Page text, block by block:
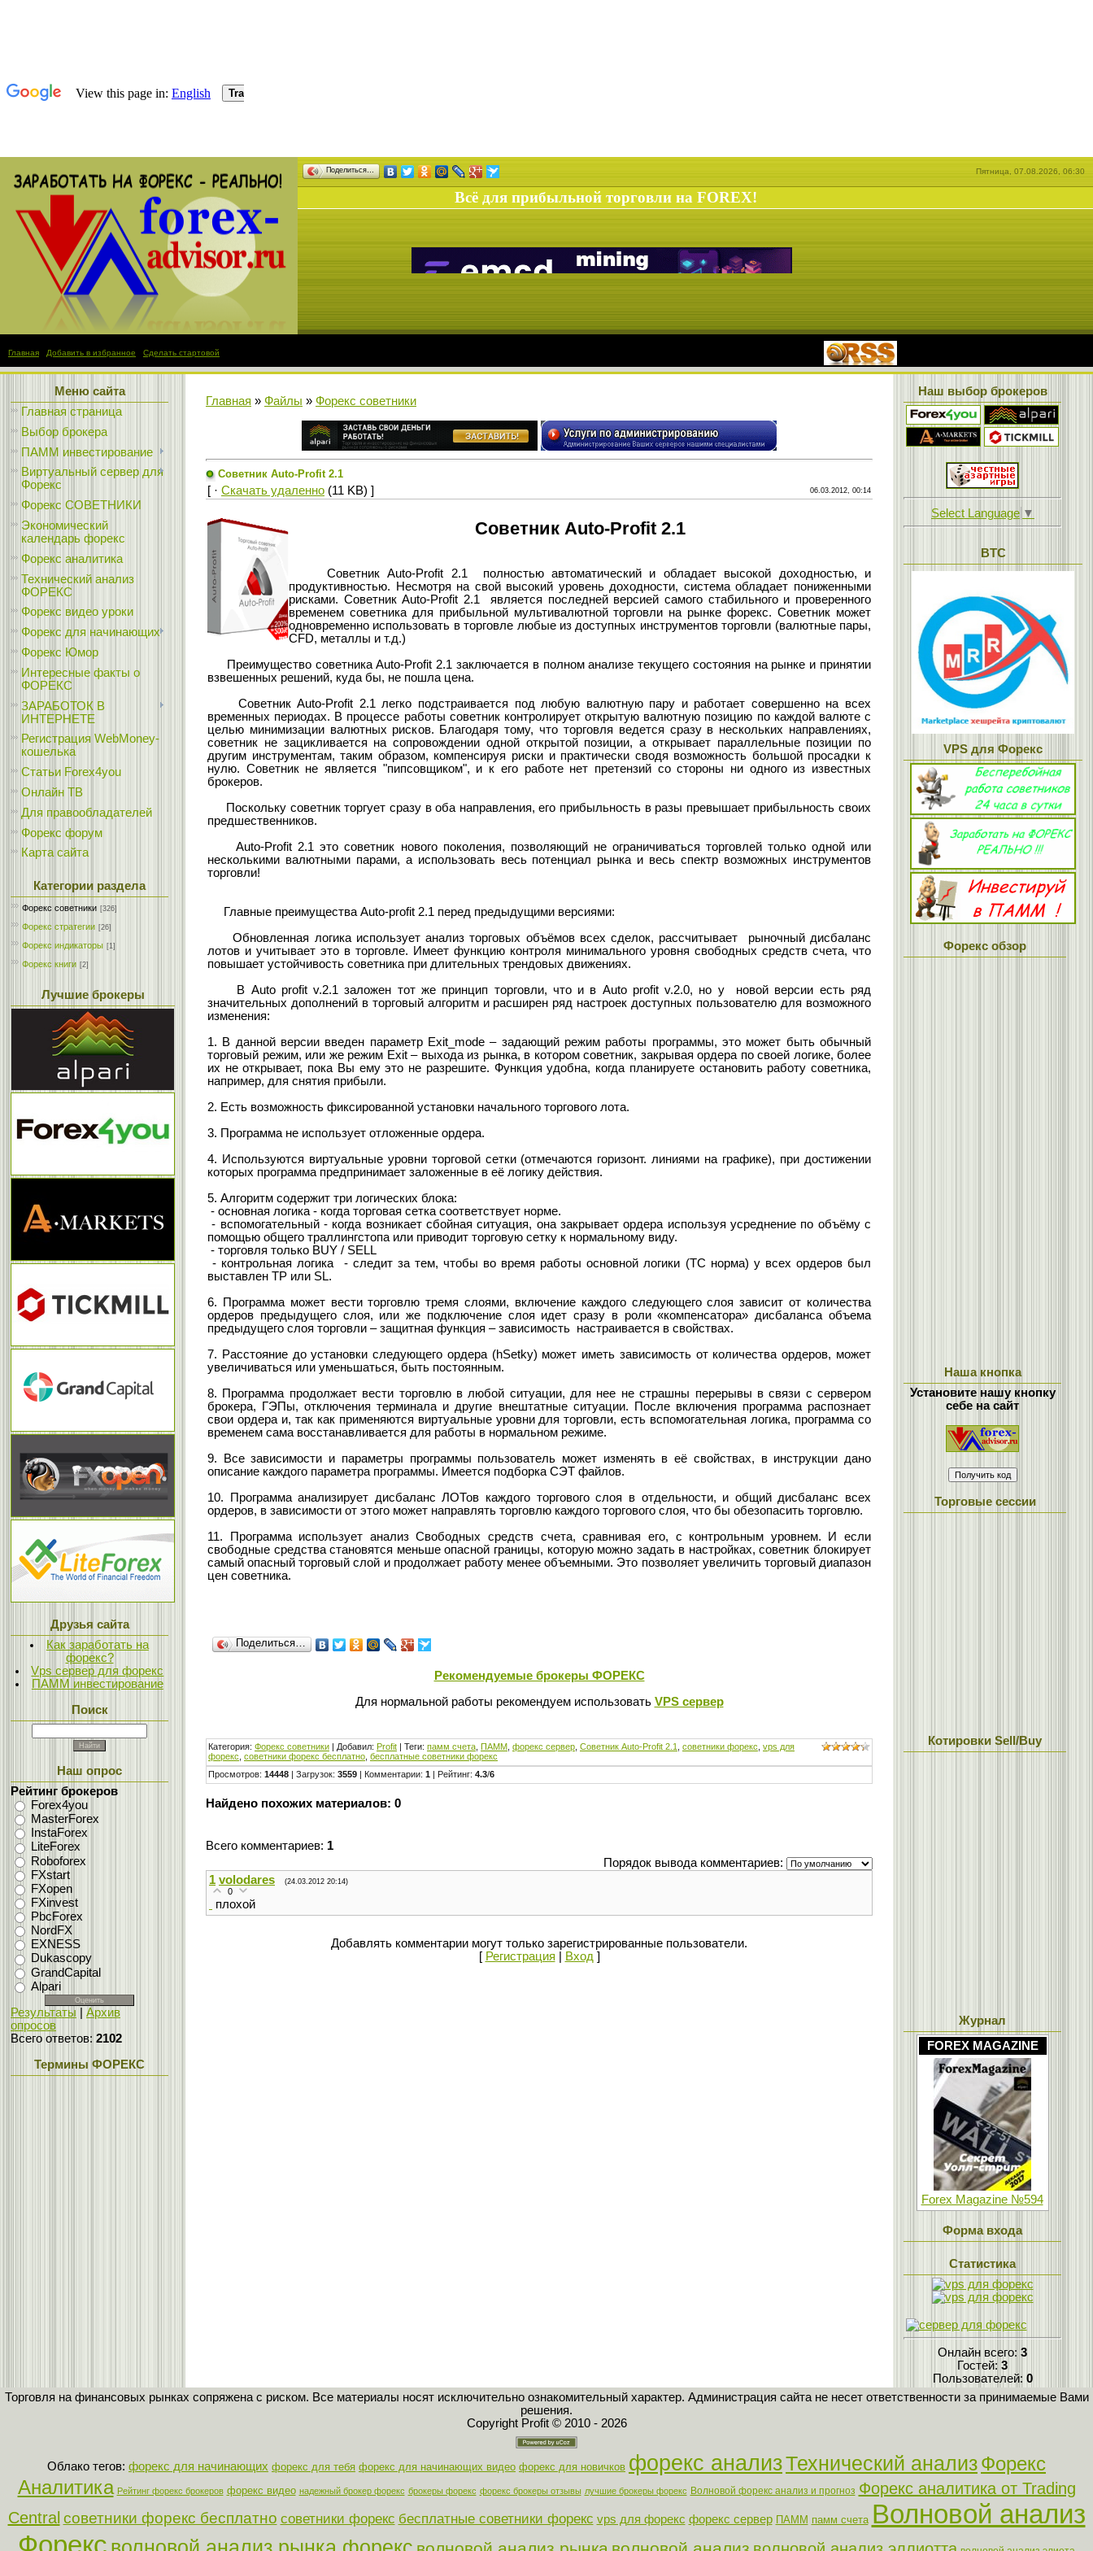
Поделиться… Пятница, 07.08.2026, 06:30
Всё для прибыльной торговли на FOREX!
Главная Добавить в избранное Сделать стартовой
Меню сайта
Главная страница
Выбор брокера
ПАММ инвестирование
Виртуальный сервер для
Форекс
Форекс СОВЕТНИКИ
Экономический
календарь форекс
Форекс аналитика
Технический анализ
ФОРЕКС
Форекс видео уроки
Форекс для начинающих
Форекс Юмор
Интересные факты о
ФОРЕКС
ЗАРАБОТОК В
ИНТЕРНЕТЕ
Регистрация WebMoney-
кошелька
Статьи Forex4you
Онлайн ТВ
Для правообладателей
Форекс форум
Карта сайта
Категории раздела
Форекс cоветники [326]
Форекс стратегии [26]
Форекс индикаторы [1]
Форекс книги [2]
Лучшие брокеры
Друзья сайта
Как заработать на
форекс?
Vps сервер для форекс
ПАММ инвестирование
Поиск
Наш опрос
Рейтинг брокеров
Forex4you
MasterForex
InstaForex
LiteForex
Roboforex
FXstart
FXopen
FXinvest
PbcForex
NordFX
EXNESS
Dukascopy
GrandCapital
Alpari
Результаты
Архив
опросов
Всего ответов: 2102
Термины ФОРЕКС
Главная » Файлы » Форекс cоветники
Советник Auto-Profit 2.1
[ · Скачать удаленно (11 KB) ] 06.03.2012, 00:14
Советник Auto-Profit 2.1
Советник Auto-Profit 2.1 полностью автоматический и обладает высокой доходностью, и
продуктивностью. Несмотря на свой высокий уровень доходности, система обладает пониженными
рисками. Советник Auto-Profit 2.1 является последней версией самого стабильного и проверенного
временем советника для прибыльной мультивалютной торговли на рынке форекс. Советник может
одновременно использовать в торговле любые из доступных инструментов торговли (валютные пары,
CFD, металлы и т.д.)
Преимущество советника Auto-Profit 2.1 заключается в полном анализе текущего состояния на рынке и принятии
взвешенных решений, куда бы, не пошла цена.
Советник Auto-Profit 2.1 легко подстраивается под любую валютную пару и работает совершенно на всех
временных периодах. В процессе работы советник контролирует открытую валютную позицию по каждой валюте с
целью минимизации валютных рисков. Благодаря тому, что торговля ведется сразу в нескольких направлениях,
советник не зацикливается на сопровождении одной открытой позиции, а открывает параллельные позиции по
другим инструментам, таким образом, компенсируя риски и практически сводя возможность большой просадки к
нулю. Советник не является "пипсовщиком", и к его работе нет претензий со стороны ни одного из известных
брокеров.
Поскольку советник торгует сразу в оба направления, его прибыльность в разы превышает прибыльность своих
предшественников.
Auto-Profit 2.1 это советник нового поколения, позволяющий не ограничиваться торговлей только одной или
несколькими валютными парами, а использовать весь потенциал рынка и весь спектр возможных инструментов
торговли!
Главные преимущества Auto-profit 2.1 перед предыдущими версиями:
Обновленная логика использует анализ торговых объёмов всех сделок, рассчитывает рыночный дисбаланс
лотов и учитывает это в торговле. Имеет функцию контроля минимального уровня свободных средств счета, что
повышает устойчивость советника при длительных трендовых движениях.
В Auto profit v.2.1 заложен тот же принцип торговли, что и в Auto profit v.2.0, но у новой версии есть ряд
значительных дополнений в торговый алгоритм и расширен ряд настроек доступных пользователю для возможного
изменения:
1. В данной версии введен параметр Exit_mode – задающий режим работы программы, это может быть обычный
торговый режим, или же режим Exit – выхода из рынка, в котором советник, закрывая ордера по своей логике, более
их не открывает, пока Вы ему это не разрешите. Функция удобна, когда планируете остановить работу советника,
например, для снятия прибыли.
2. Есть возможность фиксированной установки начального торгового лота.
3. Программа не использует отложенные ордера.
4. Используются виртуальные уровни торговой сетки (отмечаются горизонт. линиями на графике), при достижении
которых программа предпринимает заложенные в её логику действия.
5. Алгоритм содержит три логических блока:
- основная логика - когда торговая сетка соответствует норме.
- вспомогательный - когда возникает сбойная ситуация, она закрывает ордера используя усреднение по объёму с
помощью общего траллингстопа или приводит торговую сетку к нормальному виду.
- торговля только BUY / SELL
- контрольная логика - следит за тем, чтобы во время работы основной логики (ТС норма) у всех ордеров был
выставлен ТР или SL.
6. Программа может вести торговлю тремя слоями, включение каждого следующего слоя зависит от количества
ордеров предыдущего слоя, или же подключение слоя идет сразу в роли «компенсатора» дисбаланса объема
предыдущего слоя торговли – защитная функция – зависимость настраивается в свойствах.
7. Расстояние до установки следующего ордера (hSetky) может иметь зависимость от количества ордеров, может
увеличиваться или уменьшаться, быть постоянным.
8. Программа продолжает вести торговлю в любой ситуации, для нее не страшны перерывы в связи с сервером
брокера, ГЭПы, отключения терминала и другие внештатные ситуации. После включения программа распознает
свои ордера и, так как применяются виртуальные уровни для торговли, есть вспомогательная логика, программа со
временем сама восстанавливается для работы в нормальном режиме.
9. Все зависимости и параметры программы пользователь может изменять в её свойствах, в инструкции дано
описание каждого параметра программы. Имеется подборка СЭТ файлов.
10. Программа анализирует дисбаланс ЛОТов каждого торгового слоя в отдельности, и общий дисбаланс всех
ордеров, в зависимости от этого может направлять торговлю каждого торгового слоя, что бы обезопасить торговлю.
11. Программа использует анализ Свободных средств счета, сравнивая его, с контрольным уровнем. И если
свободные средства становятся меньше опасной границы, которую можно задать в настройках, советник блокирует
самый опасный торговый слой и продолжает работу менее объемными. Это позволяет увеличить торговый диапазон
цен советника.
Поделиться…
Рекомендуемые брокеры ФОРЕКС
Для нормальной работы рекомендуем использовать VPS сервер
Категория: Форекс cоветники | Добавил: Profit | Теги: памм счета ПАММ форекс сервер Советник Auto-Profit 2.1 советники форекс vps для
форекс советники форекс бесплатно бесплатные советники форекс
Просмотров: 14448 | Загрузок: 3559 | Комментарии: 1 | Рейтинг: 4.3/6
Найдено похожих материалов: 0
Всего комментариев: 1
Порядок вывода комментариев:
1 volodares (24.03.2012 20:14)
0
плохой
Добавлять комментарии могут только зарегистрированные пользователи.
[ Регистрация Вход ]
Наш выбор брокеров
Select Language ▼
BTC
VPS для Форекс
Форекс обзор
Наша кнопка
Установите нашу кнопку
себе на сайт
Торговые сессии
Котировки Sell/Buy
Журнал
FOREX MAGAZINE
Forex Magazine №594
Форма входа
Статистика
Онлайн всего: 3
Гостей: 3
Пользователей: 0
Торговля на финансовых рынках сопряжена с риском. Все материалы носят исключительно ознакомительный характер. Администрация сайта не несет ответственности за принимаемые Вами
решения.
Copyright Profit © 2010 - 2026
Облако тегов: форекс для начинающих форекс для тебя форекс для начинающих видео форекс для новичков форекс анализТехнический анализФорекс
Аналитика Рейтинг форекс брокеров форекс видео надежный брокер форекс брокеры форекс форекс брокеры отзывы лучшие брокеры форекс Волновой форекс анализ и прогноз Форекс аналитика от Trading
Central советники форекс бесплатно советники форекс бесплатные советники форекс vps для форекс форекс сервер ПАММ памм счета Волновой анализ
Форекс